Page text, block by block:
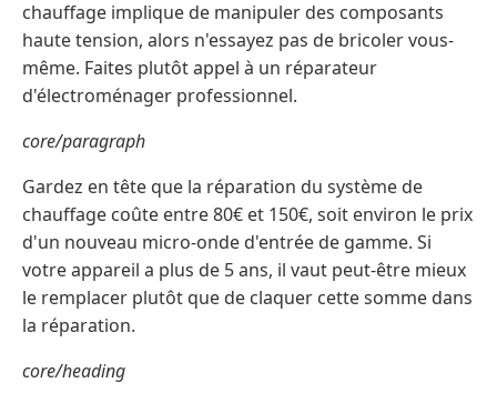
chauffage implique de manipuler des composants
haute tension, alors n'essayez pas de bricoler vous-
même. Faites plutôt appel à un réparateur
d'électroménager professionnel.
core/paragraph
Gardez en tête que la réparation du système de
chauffage coûte entre 80€ et 150€, soit environ le prix
d'un nouveau micro-onde d'entrée de gamme. Si
votre appareil a plus de 5 ans, il vaut peut-être mieux
le remplacer plutôt que de claquer cette somme dans
la réparation.
core/heading